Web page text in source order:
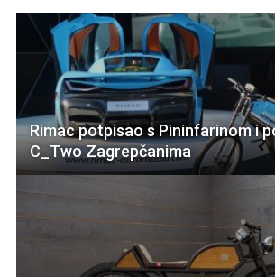
Rimac potpisao s Pininfarinom i
C_Two Zagrepčanima